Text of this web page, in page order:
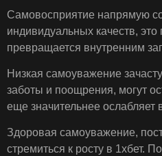
Самовосприятие напрямую
индивидуальных качеств,
превращается внутренним
Низкая самоуважение
заботы и поощрения, могут
еще значительнее ослабляет
Здоровая самоуважение,
стремиться к росту в 1хбет.